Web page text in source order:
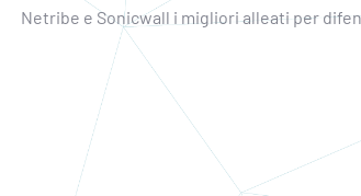
Netribe e Sonicwall i migliori alleati per